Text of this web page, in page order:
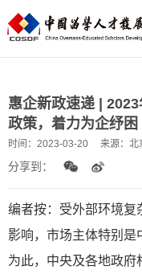
惠企新政速递 |
政策，着力为企纾困
时间： 2023-03-20 来源： 北
分享到：
编者按： 受外部环境复
影响，市场主体特别是
为此，中央及各地政